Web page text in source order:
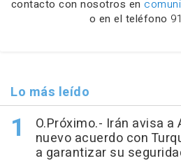
contacto con nosotros en
o en el teléfono
Lo más leído
O.Próximo.- Irán avisa a
nuevo acuerdo con
a garantizar su